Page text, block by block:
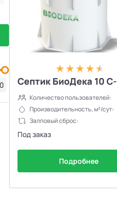
Септик БиоДека 10
Количество пользователей:
Производительность, м³/сут:
Залповый сброс:
Под заказ
Подробнее